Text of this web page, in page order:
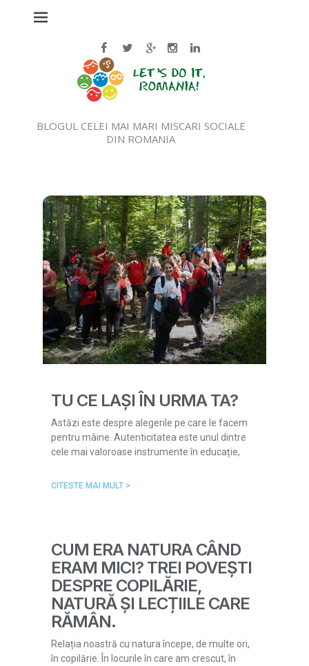
BLOGUL CELEI MAI MARI MISCARI SOCIALE
DIN ROMANIA
TU CE LAȘI ÎN URMA TA?
Astăzi este despre alegerile pe care le facem
pentru mâine. Autenticitatea este unul dintre
cele mai valoroase instrumente în educație,
CITESTE MAI MULT >
CUM ERA NATURA CÂND
ERAM MICI? TREI POVEȘTI
DESPRE COPILĂRIE,
NATURĂ ȘI LECȚIILE CARE
RĂMÂN.
Relația noastră cu natura începe, de multe ori,
în copilărie. În locurile în care am crescut, în